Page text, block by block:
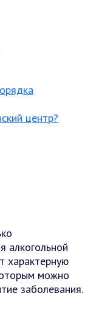
центр?
алкогольной
характерную
можно
заболевания.